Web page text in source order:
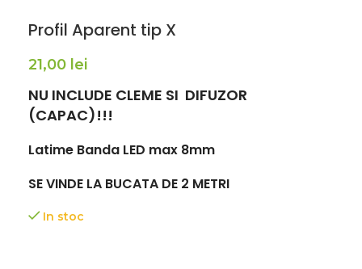
Profil Aparent tip X
21,00 lei
NU INCLUDE CLEME SI DIFUZOR
(CAPAC)!!!
Latime Banda LED max 8mm
SE VINDE LA BUCATA DE 2 METRI
In stoc